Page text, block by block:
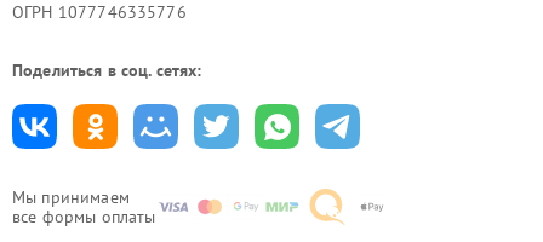
Мы принимаем
все формы оплаты
ОГРН 1077746335776
Поделиться в соц. сетях: